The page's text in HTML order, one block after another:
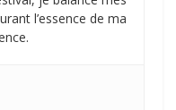
l’essence de ma